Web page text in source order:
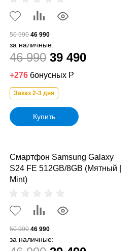
50 990 46 990
за наличные:
46 990 39 490
+276 бонусных Р
Заказ 2-3 дня
Купить
Смартфон Samsung Galaxy
S24 FE 512GB/8GB (Мятный |
Mint)
50 990 46 990
за наличные: